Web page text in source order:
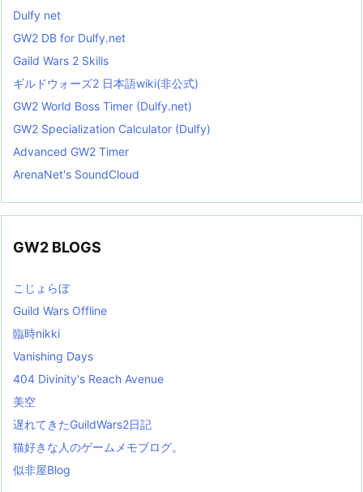
Dulfy net
GW2 DB for Dulfy.net
Gaild Wars 2 Skills
ギルドウォーズ2 日本語wiki(非公式)
GW2 World Boss Timer (Dulfy.net)
GW2 Specialization Calculator (Dulfy)
Advanced GW2 Timer
ArenaNet's SoundCloud
GW2 BLOGS
こじょらぼ
Guild Wars Offline
臨時nikki
Vanishing Days
404 Divinity's Reach Avenue
美空
遅れてきたGuildWars2日記
猫好きな人のゲームメモブログ。
似非屋Blog